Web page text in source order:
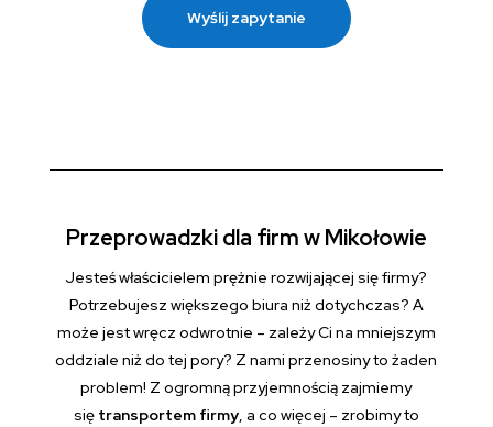
Wyślij zapytanie
Przeprowadzki dla firm w Mikołowie
Jesteś właścicielem prężnie rozwijającej się firmy?
Potrzebujesz większego biura niż dotychczas? A
może jest wręcz odwrotnie – zależy Ci na mniejszym
oddziale niż do tej pory? Z nami przenosiny to żaden
problem! Z ogromną przyjemnością zajmiemy
się transportem firmy, a co więcej – zrobimy to